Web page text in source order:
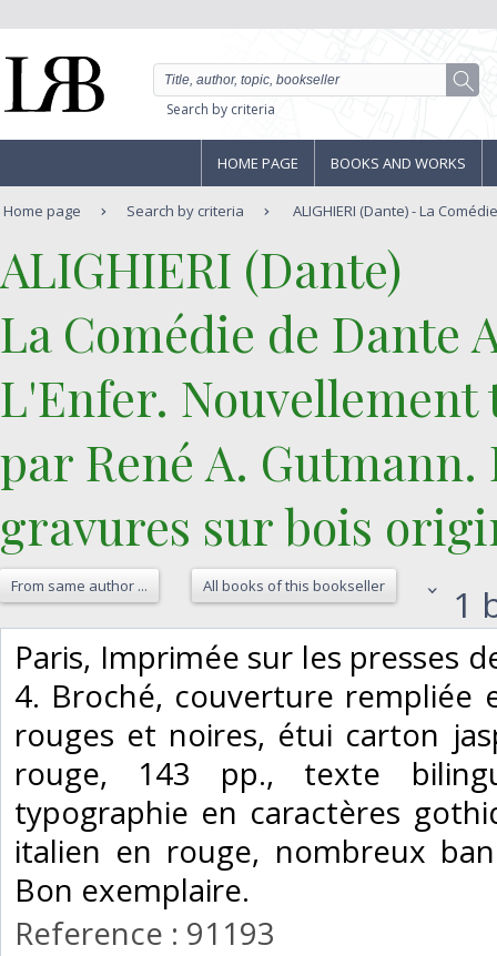
Search by criteria
HOME PAGE BOOKS AND WORKS
Home page Search by criteria ALIGHIERI (Dante) - La
‎ALIGHIERI (Dante)‎
‎La Comédie de Dante
L'Enfer.
par René A.
gravures sur bois
From same author ... All books of this bookseller 1
‎Paris, Imprimée sur les presses
4. Broché, couverture rempliée
rouges et noires, étui carton
rouge, 143 pp., texte
typographie en caractères
italien en rouge, nombreux
Bon exemplaire.‎
Reference : 91193